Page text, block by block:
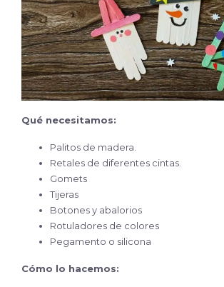
Qué necesitamos:
Palitos de madera.
Retales de diferentes cintas.
Gomets
Tijeras
Botones y abalorios
Rotuladores de colores
Pegamento o silicona
Cómo lo hacemos: